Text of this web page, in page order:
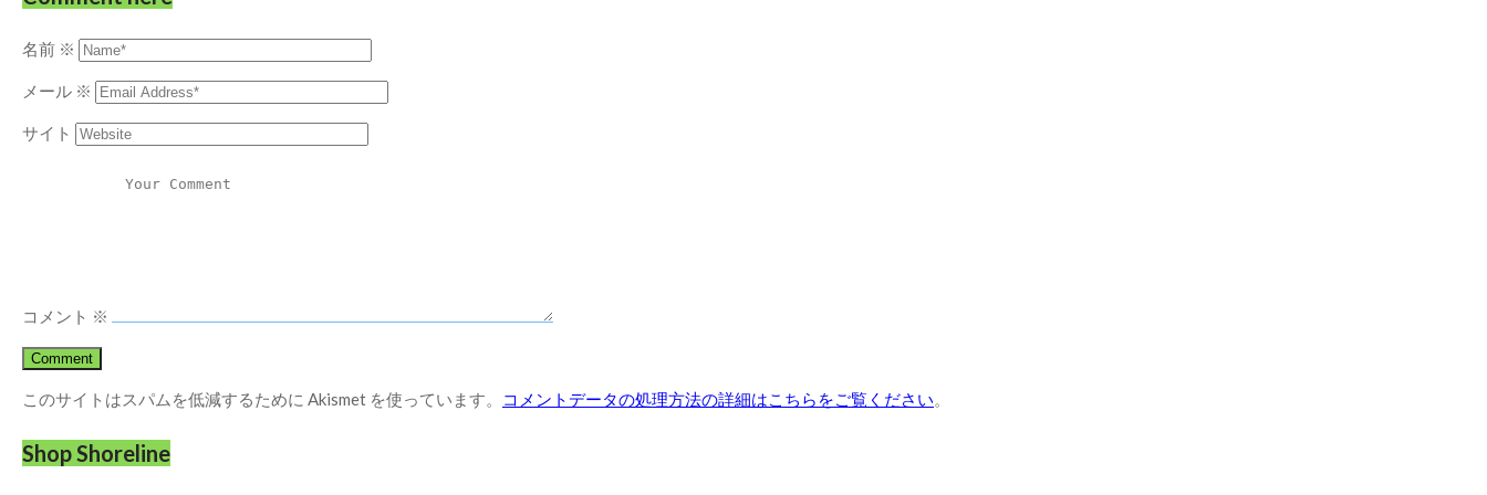
名前 ※
メール ※
サイト
コメント ※
このサイトはスパムを低減するために Akismet を使っています。 コメントデータの処理方法の詳細はこちらをご覧ください。
Shop Shoreline